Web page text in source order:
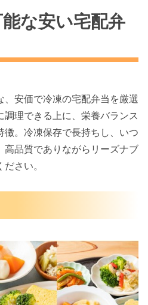
な安い宅配弁
安価で冷凍の宅配弁当を厳選
調理できる上に、栄養バランス
徴。冷凍保存で長持ちし、いつ
高品質でありながらリーズナブ
さい。